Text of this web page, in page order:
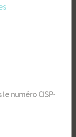
numéro CISP-